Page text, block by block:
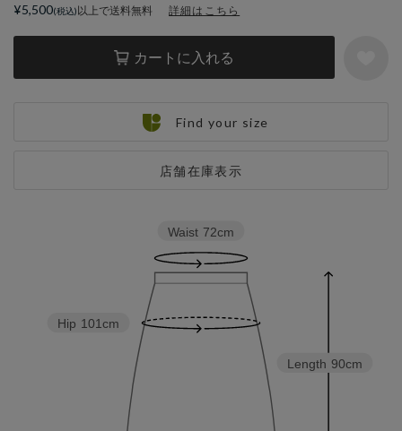
カートに入れる
店舗在庫表示
¥5,500 以上で送料無料 詳細はこちら
Find your size
Length 90cm
Hip 101cm
Waist 72cm